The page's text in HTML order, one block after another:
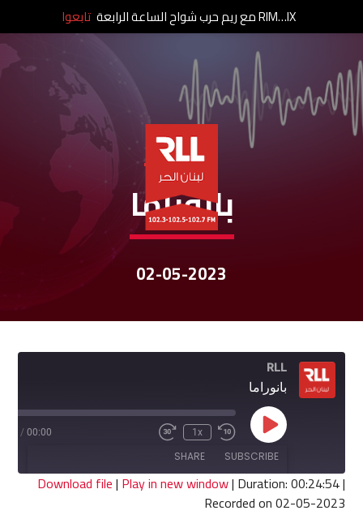
نشرات الأخبار
بانوراما
02-05-2023
RLL
بانوراما
Play
Episode
Rewind
10
Seconds
1x
Fast
seconds
00:00
/
SUBSCRIBE
SHARE
SHARE
Download file| Play in new window| Duration: 00:24:54|
Recorded on 02-05-2023
RIM…IX مع ريم حرب شواح الساعة الرابعة تابعوا